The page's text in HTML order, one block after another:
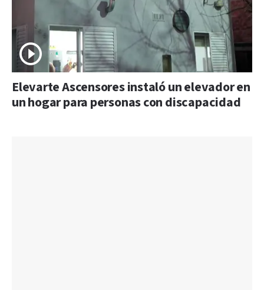
Elevarte Ascensores instaló un elevador en
un hogar para personas con discapacidad